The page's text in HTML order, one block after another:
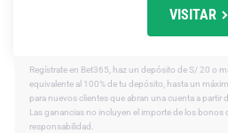
VISITAR
Regístrate en Bet365, haz un depósito de S/ 20 o
equivalente al 100% de tu depósito, hasta un
para nuevos clientes que abran una cuenta a
Las ganancias no incluyen el importe de los bonos
responsabilidad.